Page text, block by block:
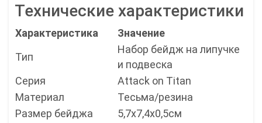
Технические характеристики
Характеристика
Значение
Тип
Набор бейдж на липучке
и подвеска
Серия
Attack on Titan
Материал
Тесьма/резина
Размер бейджа
5,7х7,4х0,5см